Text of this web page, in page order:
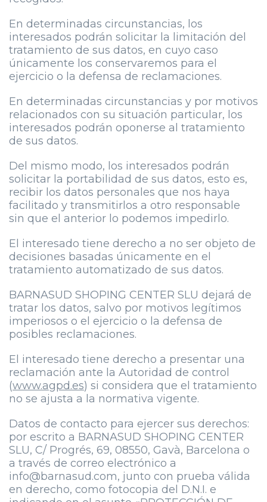
En determinadas circunstancias, los
interesados podrán solicitar la limitación del
tratamiento de sus datos, en cuyo caso
únicamente los conservaremos para el
ejercicio o la defensa de reclamaciones.
En determinadas circunstancias y por motivos
relacionados con su situación particular, los
interesados podrán oponerse al tratamiento
de sus datos.
Del mismo modo, los interesados podrán
solicitar la portabilidad de sus datos, esto es,
recibir los datos personales que nos haya
facilitado y transmitirlos a otro responsable
sin que el anterior lo podemos impedirlo.
El interesado tiene derecho a no ser objeto de
decisiones basadas únicamente en el
tratamiento automatizado de sus datos.
BARNASUD SHOPING CENTER SLU dejará de
tratar los datos, salvo por motivos legítimos
imperiosos o el ejercicio o la defensa de
posibles reclamaciones.
El interesado tiene derecho a presentar una
reclamación ante la Autoridad de control
(www.agpd.es) si considera que el tratamiento
no se ajusta a la normativa vigente.
Datos de contacto para ejercer sus derechos:
por escrito a BARNASUD SHOPING CENTER
SLU, C/ Progrés, 69, 08550, Gavà, Barcelona o
a través de correo electrónico a
info@barnasud.com, junto con prueba válida
en derecho, como fotocopia del D.N.I. e